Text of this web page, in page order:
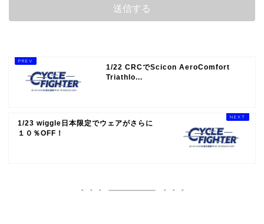
1/22 CRCでScicon AeroComfort
Triathlo...
1/23 wiggle日本限定でウェアがさらに
１０％OFF！